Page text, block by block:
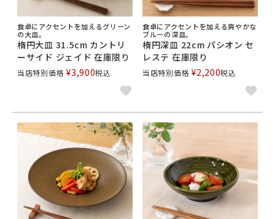
食卓にアクセントを加えるグリーン
の大皿。
楕円大皿 31.5cm カントリ
ーサイド ジェイド 在庫限り
当店特別価格 ¥3,900税込
食卓にアクセントを加える爽やかな
ブルーの深皿。
楕円深皿 22cm パシオン セ
レステ 在庫限り
当店特別価格 ¥2,200税込